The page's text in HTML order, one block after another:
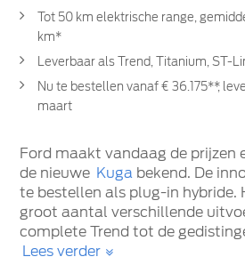
Tot 50 km elektrische range,
km*
Leverbaar als Trend, Titanium, ST-
Nu te bestellen vanaf € 36.175**,
maart
Ford maakt vandaag de prijzen
de nieuwe Kuga bekend. De
te bestellen als plug-in hybride.
groot aantal verschillende
complete Trend tot de
Lees verder